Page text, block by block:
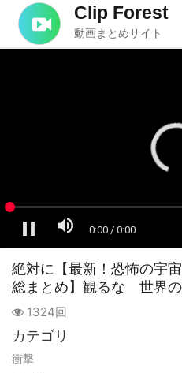
Clip Forest
動画まとめサイト
絶対に【最新！恐怖の宇
総まとめ】観るな 世界
1324回
カテゴリ
衝撃